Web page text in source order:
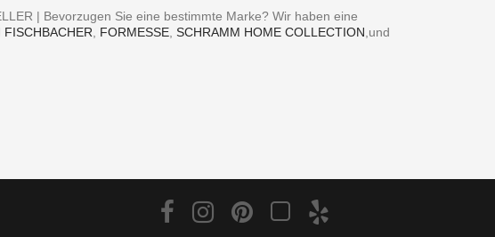
| Bevorzugen Sie eine bestimmte Marke? Wir haben eine
FISCHBACHER, FORMESSE,SCHRAMM HOME COLLECTION,und